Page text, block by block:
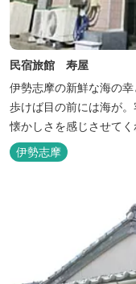
民宿旅館 寿屋
伊勢志摩の新鮮な海の
歩けば目の前には海が
懐かしさを感じさせてく
伊勢志摩